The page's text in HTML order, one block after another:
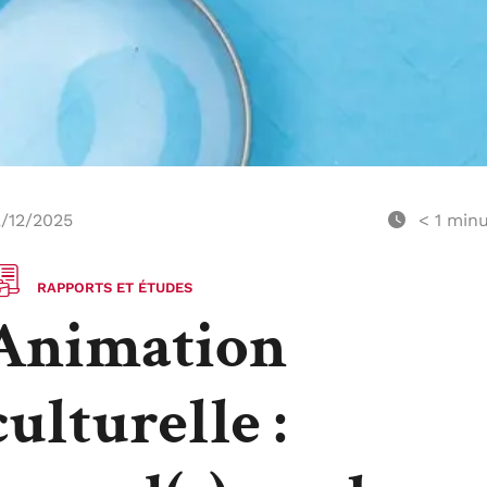
12/2025 < 1
RAPPORTS ET ÉTUDES
: